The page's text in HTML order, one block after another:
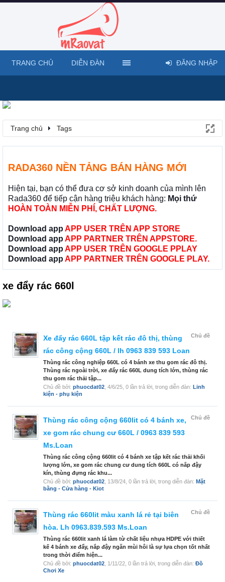
Trang chủ Tags
RADA360 NỀN TẢNG BÁN HÀNG MỚI
Hiện tại, bạn có thể đưa cơ sở kinh doanh của mình lên
Rada360 để tiếp cận hàng triệu khách hàng: Mọi thứ
HOÀN TOÀN MIỄN PHÍ, CHẤT LƯỢNG.
Download app APP USER TRÊN APP STORE
Download app APP PARTNER TRÊN APPSTORE.
Download app APP USER TRÊN GOOGLE PPLAY
Download app APP PARTNER TRÊN GOOGLE PLAY.
xe đẩy rác 660l
Chủ đề
Xe đẩy rác 660L tập kết rác đô thị, thùng
rác công cộng 660L / lh 0963 839 593 Loan
Thùng rác công nghiệp 660L có 4 bánh xe thu gom rác đô thị.
Thùng rác ngoài trời, xe đẩy rác 660L dung tích lớn, thùng rác
thu gom rác thải tập...
Chủ đề bởi: phuocdat02 4/6/25 , 0 lần trả lời, trong diễn đàn: Linh
kiện - phụ kiện
Chủ đề
Thùng rác công cộng 660lit có 4 bánh xe,
xe gom rác chung cư 660L / 0963 839 593
Ms.Loan
Thùng rác công cộng 660lit có 4 bánh xe tập kết rác thải khối
lượng lớn, xe gom rác chung cư dung tích 660L có nắp đậy
kín, thùng đựng rác khu...
Chủ đề bởi: phuocdat02 13/8/24 , 0 lần trả lời, trong diễn đàn: Mặt
bằng - Cửa hàng - Kiot
Chủ đề
Thùng rác 660lit màu xanh lá rẻ tại biên
hòa. Lh 0963.839.593 Ms.Loan
Thùng rác 660lit xanh lá làm từ chất liệu nhựa HDPE với thiết
kế 4 bánh xe đẩy, nắp đậy ngăn mùi hôi là sự lựa chọn tốt nhất
trong thời điểm hiện...
Chủ đề bởi: phuocdat02 1/11/22 , 0 lần trả lời, trong diễn đàn: Đồ
Chơi Xe
TRANG CHỦ DIỄN ĐÀN ĐĂNG NHẬP